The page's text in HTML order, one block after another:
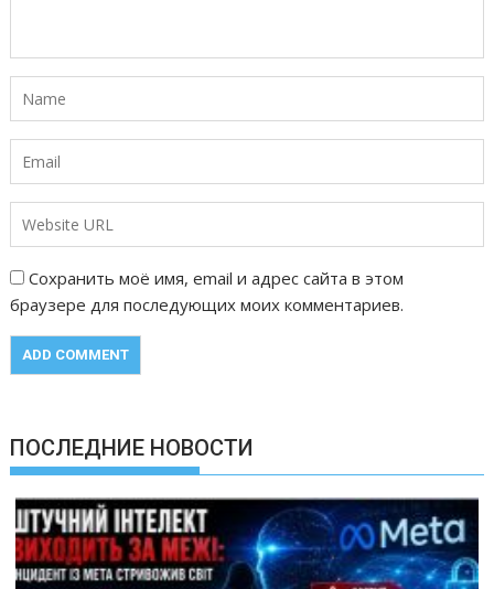
Сохранить моё имя, email и адрес сайта в этом
браузере для последующих моих комментариев.
ПОСЛЕДНИЕ НОВОСТИ